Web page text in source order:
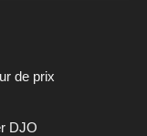
de prix
DJO